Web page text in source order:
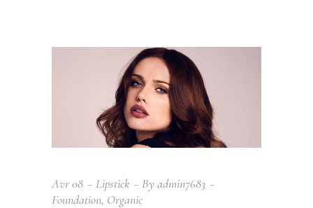
Avr08 Lipstick Byadmin7683
Foundation, Organic